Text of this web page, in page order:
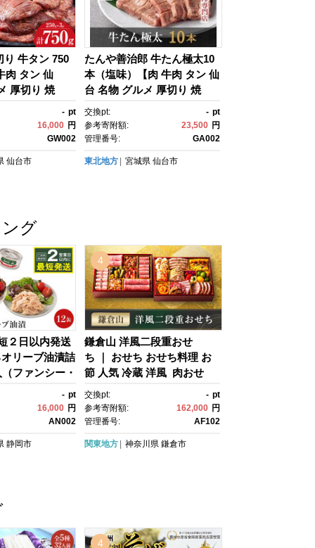
り 牛タン 750
肉 タン 仙
厚切り 焼
食品 人気 冷
単調理 牛タ
ウトドア 仙
たん ギフト 贈
- pt
16,000 円
GW002
仙台市
たんや善治郎 牛たん極太10
本（塩味）【肉 牛肉 タン 仙
台 名物 グルメ 厚切り 焼
肉 プレミアム バーベキュ
ー ジューシー 柔らかい 食
品 人気 ギフト 風味豊か 旨
比べ 高級 贅沢 牛タン に
せ グルメ 有名 牛たん】
交換pt: - pt
参考寄附額:
23,500 円
管理番号:
GA002
東北地方 宮城県 仙台市
グ
２日以内発送
リーブ油漬詰
ファンシー・
ナ缶のおい
級まぐろ ツナ
魚貝類 食
プ オリーブオ
- pt
16,000 円
AN002
静岡市
4
鎌倉山 洋風二段重おせ
ち ｜ おせち おせち料理 お
節 人気 冷蔵 洋風 肉おせ
ち 洋風おせち お肉 二段
重 冷蔵おせち 神奈川 鎌倉市
交換pt: - pt
参考寄附額:
162,000 円
管理番号:
AF102
関東地方 神奈川県 鎌倉市
4